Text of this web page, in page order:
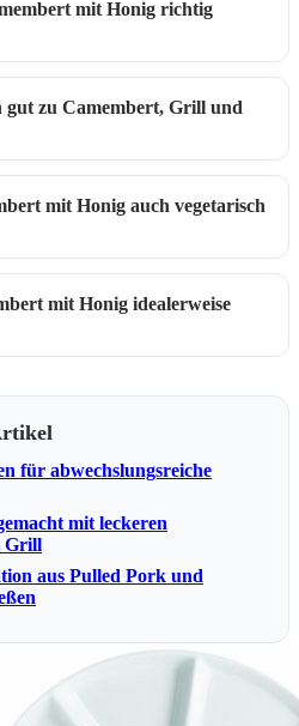
mit Honig richtig
gut zu Camembert, Grill und
mit Honig auch vegetarisch
mit Honig idealerweise
für abwechslungsreiche
mit leckeren
Grill
aus Pulled Pork und